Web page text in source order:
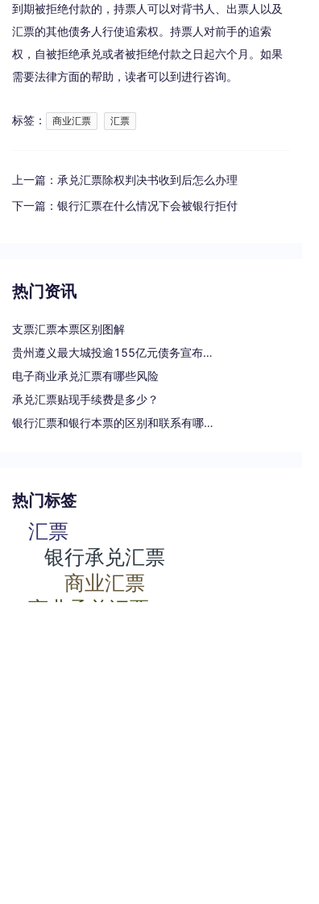
到期被拒绝付款的，持票人可以对背书人、出票人以及
汇票的其他债务人行使追索权。持票人对前手的追索
权，自被拒绝承兑或者被拒绝付款之日起六个月。如果
需要法律方面的帮助，读者可以到进行咨询。
标签： 商业汇票 汇票
上一篇： 承兑汇票除权判决书收到后怎么办理
下一篇： 银行汇票在什么情况下会被银行拒付
热门资讯
支票汇票本票区别图解
贵州遵义最大城投逾155亿元债务宣布重组
电子商业承兑汇票有哪些风险
承兑汇票贴现手续费是多少？
银行汇票和银行本票的区别和联系有哪些（一文读懂支票、本票和汇票的区别）
热门标签
汇票
银行承兑汇票
商业汇票
商业承兑汇票